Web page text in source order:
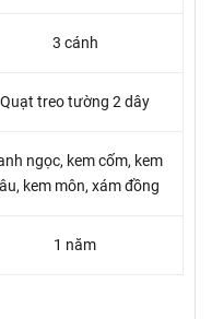
3 cánh
Quạt treo tường 2 dây
ngọc, kem cốm, kem
kem môn, xám đồng
1 năm